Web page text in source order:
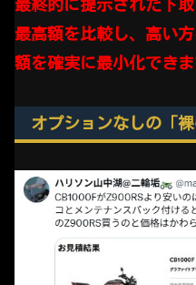
最終的に提示された下
最高額を比較し、高い
額を確実に最小化できま
オプションなしの「